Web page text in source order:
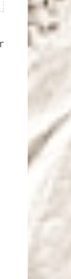
sur